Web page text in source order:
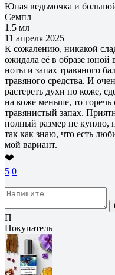
Юная ведьмочка и
Семпл
1.5 мл
11 апреля 2025
К сожалению, никакой
ожидала её в образе юной
ноты и запах травяного
травяного средства. И
растереть духи по коже,
на коже меньше, то горечь
травянистый запах.
полный размер не куплю,
так как знаю, что есть
мой вариант.
❤️
5 0
П
Покупатель